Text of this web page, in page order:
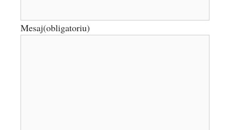
Mesaj(obligatoriu)